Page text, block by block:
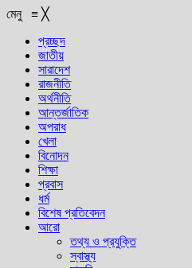
মেনু ≡ ╳
প্রচ্ছদ
জাতীয়
সারাদেশ
রাজনীতি
অর্থনীতি
আন্তর্জাতিক
অপরাধ
খেলা
বিনোদন
শিক্ষা
প্রবাস
ধর্ম
বিশেষ প্রতিবেদন
আরো
তথ্য ও প্রযুক্তি
স্বাস্থ্য